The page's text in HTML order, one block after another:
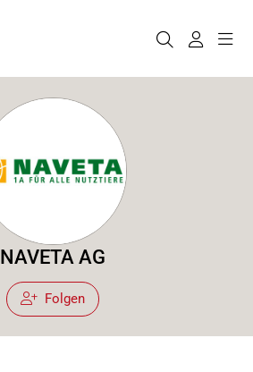
NAVETA AG
Folgen